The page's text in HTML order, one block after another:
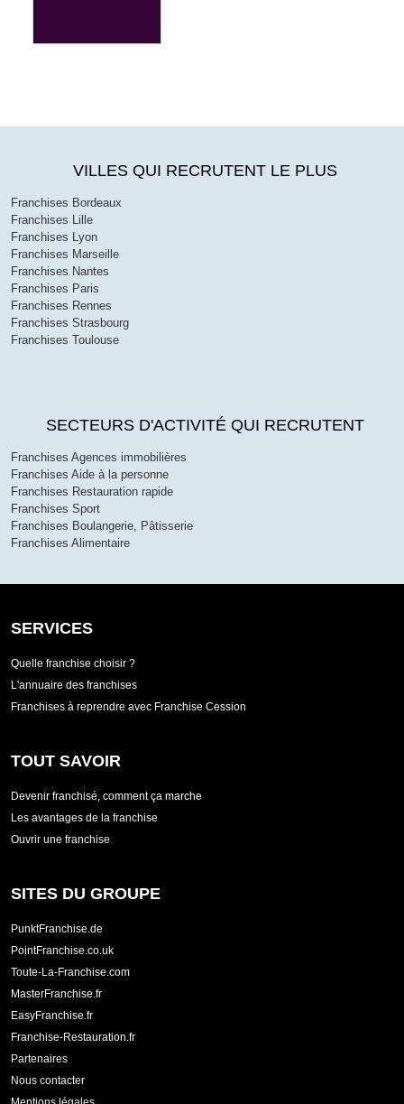
VILLES QUI RECRUTENT LE PLUS
Franchises Bordeaux
Franchises Lille
Franchises Lyon
Franchises Marseille
Franchises Nantes
Franchises Paris
Franchises Rennes
Franchises Strasbourg
Franchises Toulouse
SECTEURS D'ACTIVITÉ QUI RECRUTENT
Franchises Agences immobilières
Franchises Aide à la personne
Franchises Restauration rapide
Franchises Sport
Franchises Boulangerie, Pâtisserie
Franchises Alimentaire
SERVICES
Quelle franchise choisir ?
L'annuaire des franchises
Franchises à reprendre avec Franchise Cession
TOUT SAVOIR
Devenir franchisé, comment ça marche
Les avantages de la franchise
Ouvrir une franchise
SITES DU GROUPE
PunktFranchise.de
PointFranchise.co.uk
Toute-La-Franchise.com
MasterFranchise.fr
EasyFranchise.fr
Franchise-Restauration.fr
Partenaires
Nous contacter